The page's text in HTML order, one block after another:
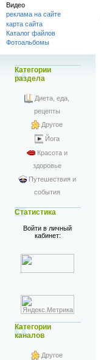
Видео
реклама на сайте
карта сайта
Каталог файлов
Фотоальбомы
Категории
раздела
Диета, еда,
рецепты
Другое
Йога
Красота и
здоровье
Путешествия и
события
Статистика
Войти в личный
кабинет:
Категории
каналов
Другое